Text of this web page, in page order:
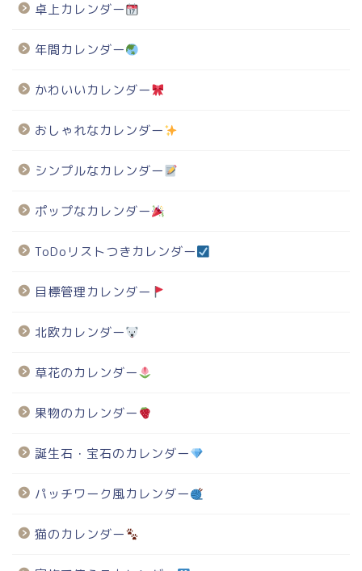
卓上カレンダー
年間カレンダー
かわいいカレンダー
おしゃれなカレンダー
シンプルなカレンダー
ポップなカレンダー
ToDoリストつきカレンダー
目標管理カレンダー
北欧カレンダー
草花のカレンダー
果物のカレンダー
誕生石・宝石のカレンダー
パッチワーク風カレンダー
猫のカレンダー